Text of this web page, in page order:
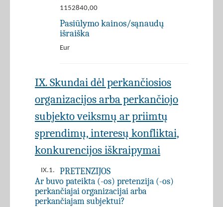
1152840,00
Pasiūlymo kainos/sąnaudų
išraiška
Eur
IX. Skundai dėl perkančiosios
organizacijos arba perkančiojo
subjekto veiksmų ar priimtų
sprendimų, interesų konfliktai,
konkurencijos iškraipymai
IX.1.
PRETENZIJOS
Ar buvo pateikta (-os) pretenzija (-os)
perkančiajai organizacijai arba
perkančiajam subjektui?